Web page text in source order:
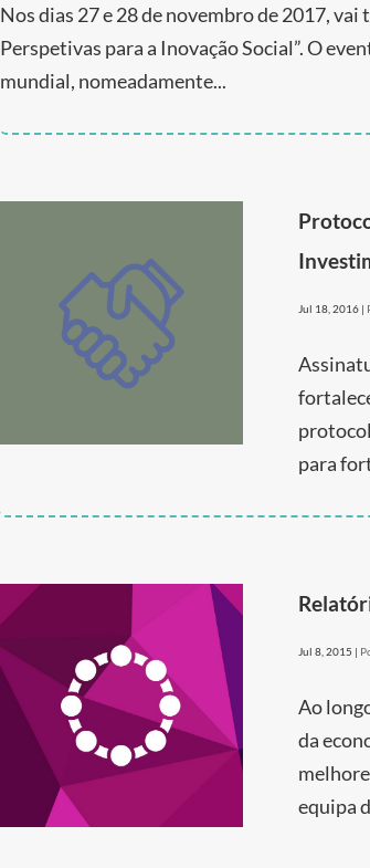
Nos dias 27 e 28 de novembro de 2017,
Perspetivas para a Inovação Social”. O
mundial, nomeadamente...
Jul 18, 2016 |
para
Jul 8, 2015 |
Ao
da
equipa